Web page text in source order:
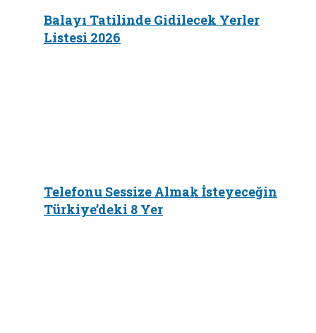
Balayı Tatilinde Gidilecek Yerler
Listesi 2026
Telefonu Sessize Almak İsteyeceğin
Türkiye’deki 8 Yer